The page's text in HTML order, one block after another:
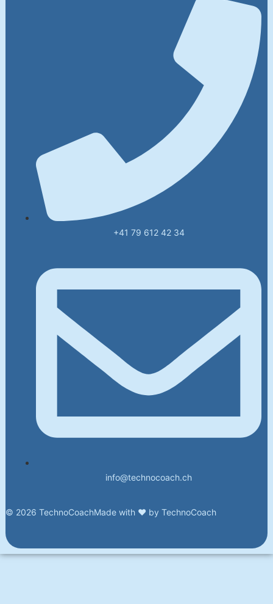
+41 79 612 42 34
info@technocoach.ch
© 2026 TechnoCoachMade with ❤ by TechnoCoach